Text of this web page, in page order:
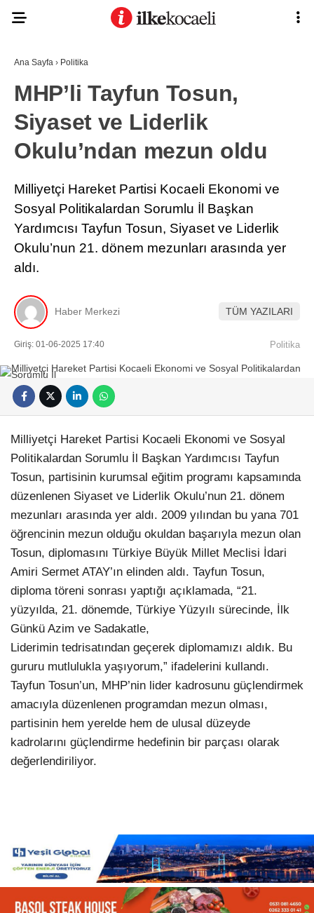
Ana Sayfa › Politika
MHP’li Tayfun Tosun,
Siyaset ve Liderlik
Okulu’ndan mezun oldu
Milliyetçi Hareket Partisi Kocaeli Ekonomi ve
Sosyal Politikalardan Sorumlu İl Başkan
Yardımcısı Tayfun Tosun, Siyaset ve Liderlik
Okulu’nun 21. dönem mezunları arasında yer
aldı.
Haber Merkezi TÜM YAZILARI
Giriş: 01-06-2025 17:40 Politika
Milliyetçi Hareket Partisi Kocaeli Ekonomi ve Sosyal
Politikalardan Sorumlu İl Başkan Yardımcısı Tayfun
Tosun, partisinin kurumsal eğitim programı kapsamında
düzenlenen Siyaset ve Liderlik Okulu’nun 21. dönem
mezunları arasında yer aldı. 2009 yılından bu yana 701
öğrencinin mezun olduğu okuldan başarıyla mezun olan
Tosun, diplomasını Türkiye Büyük Millet Meclisi İdari
Amiri Sermet ATAY’ın elinden aldı. Tayfun Tosun,
diploma töreni sonrası yaptığı açıklamada, “21.
yüzyılda, 21.⁠ ⁠dönemde, Türkiye Yüzyılı sürecinde, İlk
Günkü Azim ve Sadakatle,
Liderimin tedrisatından geçerek diplomamızı aldık. Bu
gururu mutlulukla yaşıyorum,” ifadelerini kullandı.
Tayfun Tosun’un, MHP’nin lider kadrosunu güçlendirmek
amacıyla düzenlenen programdan mezun olması,
partisinin hem yerelde hem de ulusal düzeyde
kadrolarını güçlendirme hedefinin bir parçası olarak
değerlendiriliyor.